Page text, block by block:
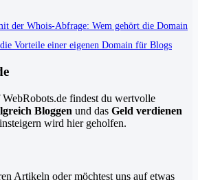
der Whois-Abfrage: Wem gehört die Domain
Vorteile einer eigenen Domain für Blogs
findest du wertvolle
Bloggen und das Geld verdienen
wird hier geholfen.
Artikeln oder möchtest uns auf etwas